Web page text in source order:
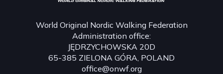
World Original Nordic Walking Federation
Administration office:
JĘDRZYCHOWSKA 20D
65-385 ZIELONA GÓRA, POLAND
office@onwf.org